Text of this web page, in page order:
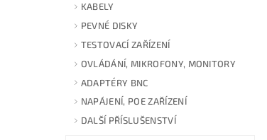
KABELY
PEVNÉ DISKY
TESTOVACÍ ZAŘÍZENÍ
OVLÁDÁNÍ, MIKROFONY, MONITORY
ADAPTÉRY BNC
NAPÁJENÍ, POE ZAŘÍZENÍ
DALŠÍ PŘÍSLUŠENSTVÍ